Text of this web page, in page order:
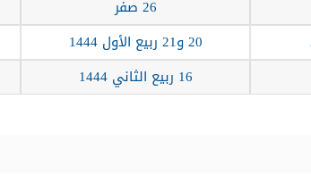
26 صفر
20 و21 ربيع الأول 1444
16 ربيع الثاني 1444